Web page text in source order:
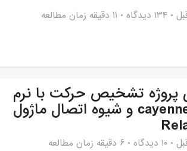
۱۳۴ دیدگاه 11 دقیقه زمان مطالعه
پروژه تشخیص حرکت با نرم
افزار cayenne و شیوه اتصال ماژول
۱۰ دیدگاه 6 دقیقه زمان مطالعه